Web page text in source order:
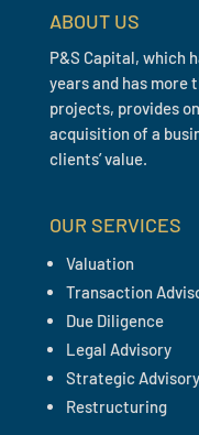
ABOUT US
P&S Capital, which
years and has more
projects, provides
acquisition of a
clients’ value.
OUR SERVICES
Valuation
Transaction
Due Diligence
Legal Advisory
Strategic Advisory
Restructuring